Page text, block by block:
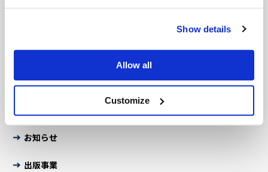
Show details
Allow all
Customize
部会・イベント予定
資料ダウンロード
お知らせ
出版事業